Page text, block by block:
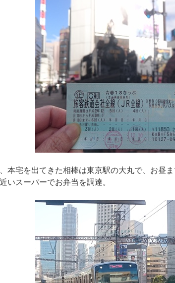
本宅を出てきた相棒は東京駅の大丸で、お昼
いスーパーでお弁当を調達。